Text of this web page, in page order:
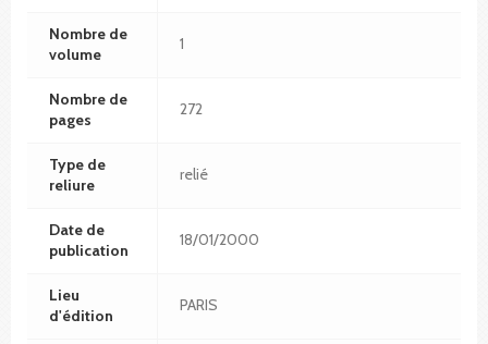
Nombre de
volume
1
Nombre de
pages
272
Type de
reliure
relié
Date de
publication
18/01/2000
Lieu
d'édition
PARIS